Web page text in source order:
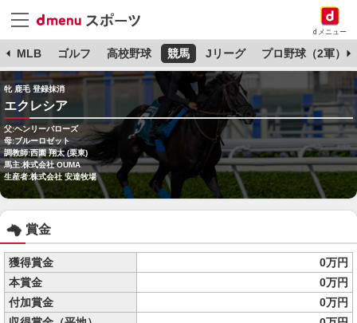
dメニュー
MLB ゴルフ 高校野球 競馬 Jリーグ プロ野球（2軍）
牝 鹿毛 登録抹消
エクレシア
父:ヘンリーバローズ
母:ブルーロゼット
調教師:西園 翔太 (栗東)
馬主:株式会社 OUMA
生産者:株式会社 安達牧場
賞金
獲得賞金
0万円
本賞金
0万円
付加賞金
0万円